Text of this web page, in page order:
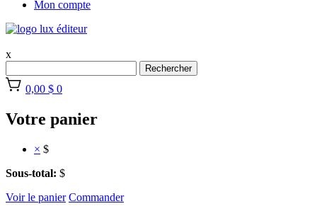
Mon compte
x
Rechercher
0,00 $ 0
Votre panier
× $
Sous-total: $
Voir le panier Commander